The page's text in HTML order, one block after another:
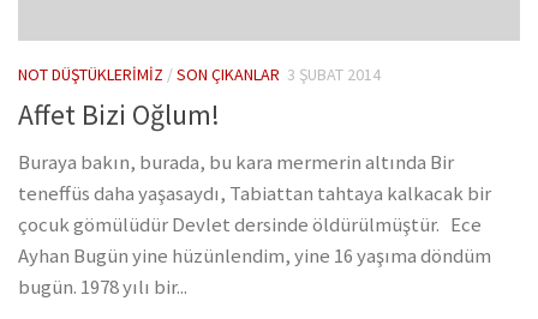
NOT DÜŞTÜKLERIMIZ /SON ÇIKANLAR 3 ŞUBAT 2014
Affet Bizi Oğlum!
Buraya bakın, burada, bu kara mermerin altında Bir
teneffüs daha yaşasaydı, Tabiattan tahtaya kalkacak bir
çocuk gömülüdür Devlet dersinde öldürülmüştür. Ece
Ayhan Bugün yine hüzünlendim, yine 16 yaşıma döndüm
bugün. 1978 yılı bir...